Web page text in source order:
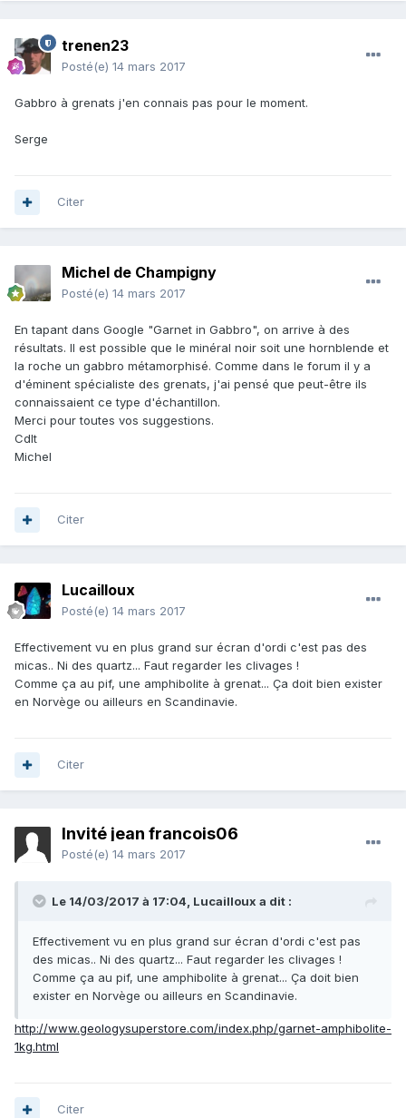
trenen23
Posté(e) 14 mars 2017
Gabbro à grenats j'en connais pas pour le moment.
Serge
Citer
Michel de Champigny
Posté(e) 14 mars 2017
En tapant dans Google "Garnet in Gabbro", on arrive à des
résultats. Il est possible que le minéral noir soit une hornblende et
la roche un gabbro métamorphisé. Comme dans le forum il y a
d'éminent spécialiste des grenats, j'ai pensé que peut-être ils
connaissaient ce type d'échantillon.
Merci pour toutes vos suggestions.
Cdlt
Michel
Citer
Lucailloux
Posté(e) 14 mars 2017
Effectivement vu en plus grand sur écran d'ordi c'est pas des
micas.. Ni des quartz... Faut regarder les clivages !
Comme ça au pif, une amphibolite à grenat... Ça doit bien exister
en Norvège ou ailleurs en Scandinavie.
Citer
Invité jean francois06
Posté(e) 14 mars 2017
Le 14/03/2017 à 17:04, Lucailloux a dit :
Effectivement vu en plus grand sur écran d'ordi c'est pas
des micas.. Ni des quartz... Faut regarder les clivages !
Comme ça au pif, une amphibolite à grenat... Ça doit bien
exister en Norvège ou ailleurs en Scandinavie.
http://www.geologysuperstore.com/index.php/garnet-amphibolite-
1kg.html
Citer